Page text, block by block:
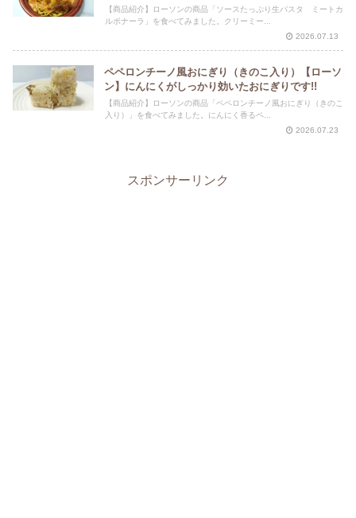
【商品紹介】ローソンの商品「ソースたっぷり生パスタ ミートカ
ルボナーラ」を食べてみました。クリーミー...
2026.07.13
ペペロンチーノ風おにぎり（きのこ入り）【ローソ
ン】にんにくがしっかり効いたおにぎりです!!
【商品紹介】ローソンの商品「ペペロンチーノ風おにぎり（きのこ
入り）」を食べてみました。にんにく香るペ...
2026.07.23
スポンサーリンク